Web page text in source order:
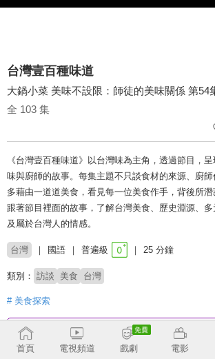
台灣壹百種味道
大鍋小菜 美味不設限：師徒的美味關係 第54
全 103 集
《台灣壹百種味道》以台灣味為主角，透過節目，
味與廚師的故事。每集主題不只談食材的來源、廚
多藉由一道道美食，看見每一位美食作手，背後所
跟著節目裡面的故事，了解台灣美食、歷史淵源、
及屬於台灣人的情感。
台灣 國語 普遍級 25 分鐘
類別： 訪談 美食 台灣
# 美食探索
收回
首頁
電視頻道 戲劇 電影